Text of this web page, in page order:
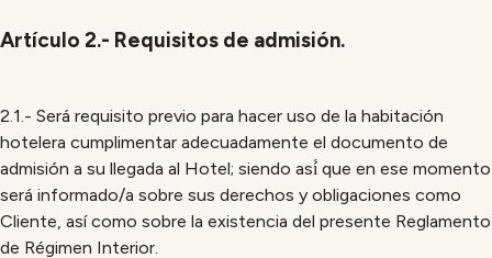
Artículo 2.- Requisitos de admisión.
2.1.- Será requisito previo para hacer uso de la habitación
hotelera cumplimentar adecuadamente el documento de
admisión a su llegada al Hotel; siendo así́ que en ese momento
será informado/a sobre sus derechos y obligaciones como
Cliente, así como sobre la existencia del presente Reglamento
de Régimen Interior.